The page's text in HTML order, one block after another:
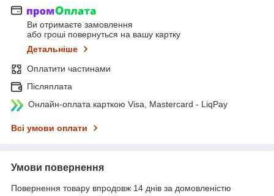
Ви отримаєте замовлення
або гроші повернуться на вашу картку
Детальніше
Оплатити частинами
Післяплата
Онлайн-оплата карткою Visa, Mastercard - LiqPay
Всі умови оплати
Умови повернення
Повернення товару впродовж 14 днів за домовленістю